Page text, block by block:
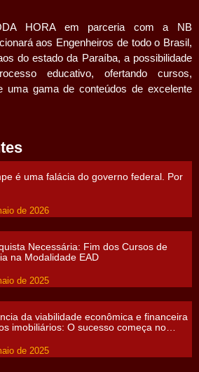
HORA em parceria com a NB
aos Engenheiros de todo o Brasil,
do estado da Paraíba, a possibilidade
educativo, ofertando cursos,
uma gama de conteúdos de excelente
é uma falácia do governo federal. Por
de 2026
Necessária: Fim dos Cursos de
na Modalidade EAD
de 2025
da viabilidade econômica e financeira
imobiliários: O sucesso começa no
de 2025